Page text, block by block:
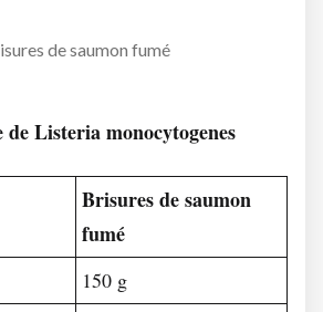
de saumon fumé
Listeria monocytogenes
Brisures de saumon
fumé
150 g